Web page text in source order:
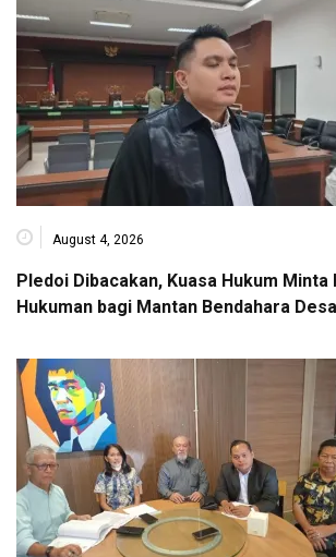
August 4, 2026
Pledoi Dibacakan, Kuasa Hukum Minta
Hukuman bagi Mantan Bendahara